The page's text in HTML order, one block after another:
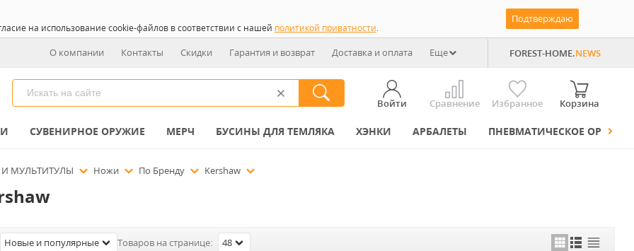
на использование cookie-файлов в соответствии с нашей политикой приватности.
Подтверждаю
О компании Контакты Скидки Гарантия и возврат Доставка и оплата Еще FOREST-HOME.NEWS
Войти Сравнение Избранное Корзина
СУВЕНИРНОЕ ОРУЖИЕ МЕРЧ БУСИНЫ ДЛЯ ТЕМЛЯКА ХЭНКИ АРБАЛЕТЫ ПНЕВМАТИЧЕСКОЕ ОРУЖИЕ
МУЛЬТИТУЛЫ Ножи По Бренду Kershaw
Новые и популярные Товаров на странице: 48